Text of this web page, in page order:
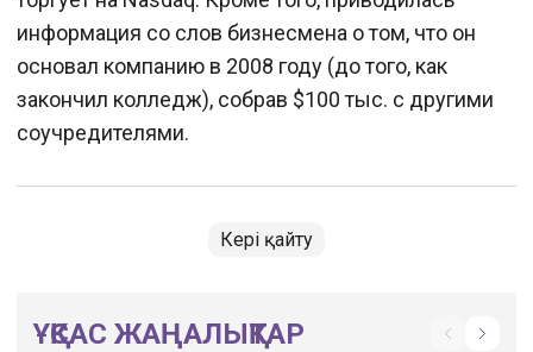
информация со слов бизнесмена о том, что он
основал компанию в 2008 году (до того, как
закончил колледж), собрав $100 тыс. с другими
соучредителями.
Кері қайту
ҰҚСАС ЖАҢАЛЫҚТАР